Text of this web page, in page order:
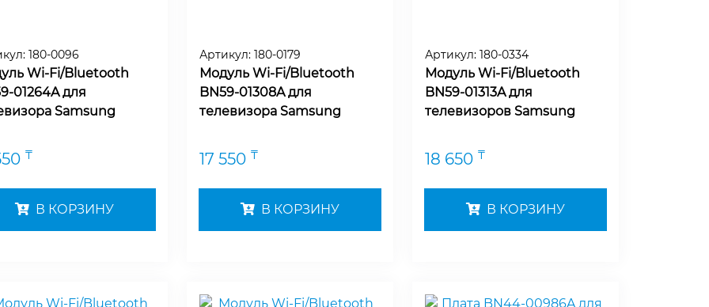
180-0096
Wi-Fi/Bluetooth
01264A для
Samsung
₸
В КОРЗИНУ
Артикул: 180-0179
Модуль Wi-Fi/Bluetooth
BN59-01308A для
телевизора Samsung
17 550 ₸
В КОРЗИНУ
Артикул: 180-0334
Модуль Wi-Fi/Bluetooth
BN59-01313A для
телевизоров Samsung
18 650 ₸
В КОРЗИНУ